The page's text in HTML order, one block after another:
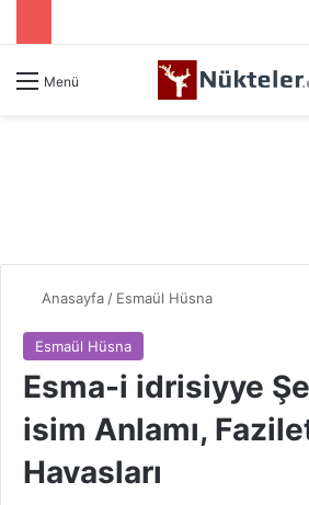
Menü
Anasayfa / Esmaül Hüsna
Esmaül Hüsna
Esma-i idrisiyye
isim Anlamı,
Havasları